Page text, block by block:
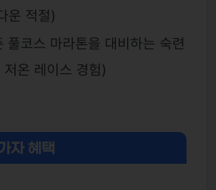
운 적절)
풀코스 마라톤을 대비하는 숙련
온 레이스 경험)
자 혜택